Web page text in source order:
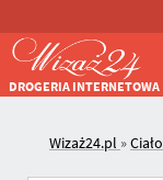
DROGERIA INTERNETOWA
Wizaż24.pl »Ciało